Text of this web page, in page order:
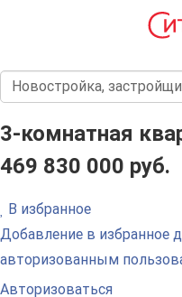
3-комнатная
469 830 000 руб.
В избранное
Добавление в избранное
авторизованным
Авторизоваться